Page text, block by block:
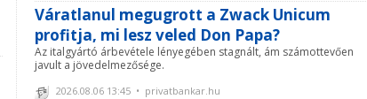
Váratlanul megugrott a Zwack Unicum
profitja, mi lesz veled Don Papa?
Az italgyártó árbevétele lényegében stagnált, ám számottevően
javult a jövedelmezősége.
2026.08.06 13:45 • privatbankar.hu